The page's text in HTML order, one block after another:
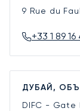
9 Rue du
+33 1 89
ДУБАЙ,
DIFC - Gate